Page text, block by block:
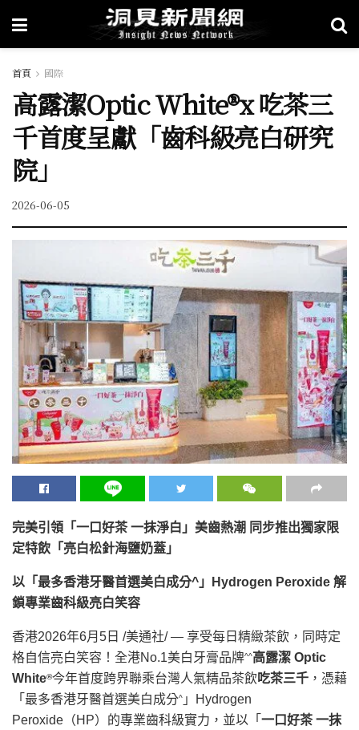
首頁 國際
高露潔Optic White®x 吃茶三
千首度呈獻「齒科級亮白研究
院」
2026-06-05
完美引領「一口好茶 一抹淨白 」美齒熱潮 同步推出獨家限
定特飲「 亮白松針海鹽奶蓋 」
以「最多香港牙醫首選美白成分^ 」 Hydrogen Peroxide 解
鎖專業齒科級亮白笑容
香港2026年6月5日 /美通社/ — 享受每日精緻茶飲，同時定
格自信亮白笑容！全港No.1美白牙膏品牌^^高露潔 Optic
White®今年首度跨界聯乘台灣人氣精品茶飲 吃茶三千 ，憑藉
「最多香港牙醫首選美白成分^ 」Hydrogen
Peroxide（HP）的專業齒科級實力，並以「 一口好茶 一抹